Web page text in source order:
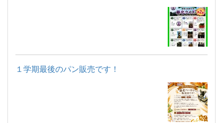
１学期最後のパン販売です！